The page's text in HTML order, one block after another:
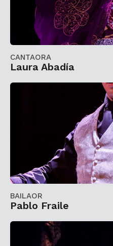
CANTAORA
Laura Abadía
BAILAOR
Pablo Fraile